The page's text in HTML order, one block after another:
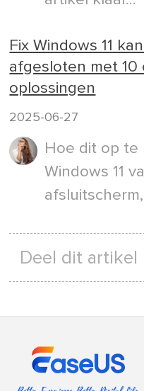
Fix Windows 11
afgesloten met 10
oplossingen
2025-06-27
Hoe dit op te
Windows 11
Deel dit artikel